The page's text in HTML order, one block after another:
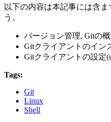
以下の内容は本記事には含
う。
バージョン管理, Gitの
Gitクライアントのイン
Gitクライアントの設定
Tags:
Git
Linux
Shell